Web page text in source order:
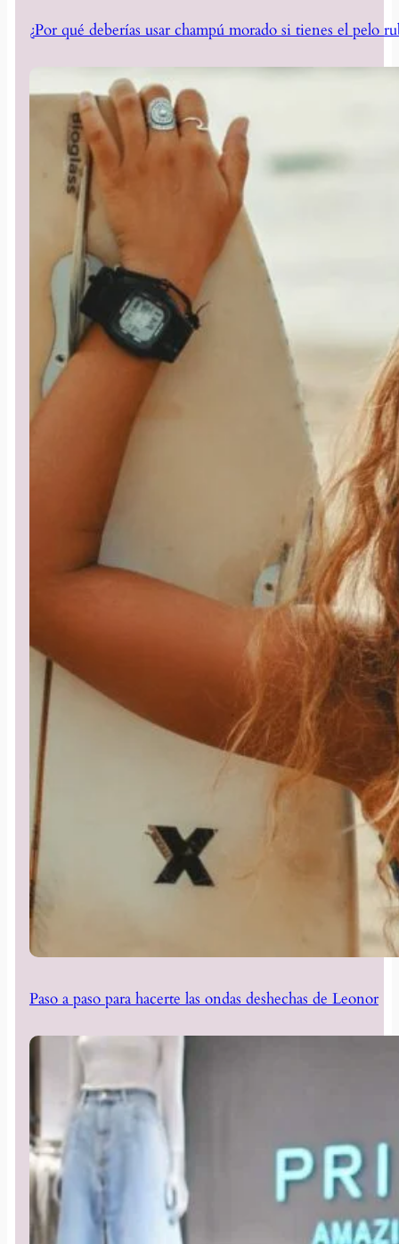
¿Por qué deberías usar champú morado si tienes el pelo
Paso a paso para hacerte las ondas deshechas de Leonor